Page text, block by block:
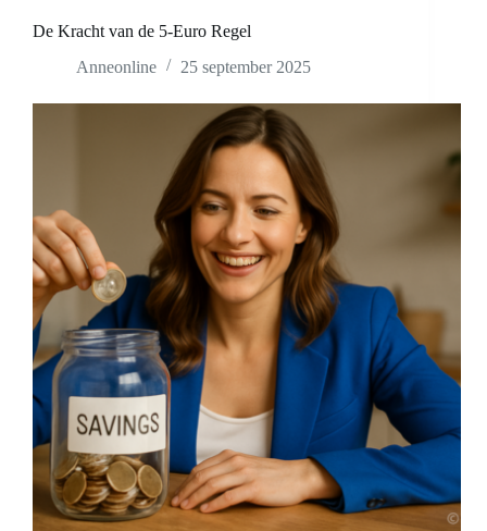
De Kracht van de 5-Euro Regel
Anneonline
25 september 2025